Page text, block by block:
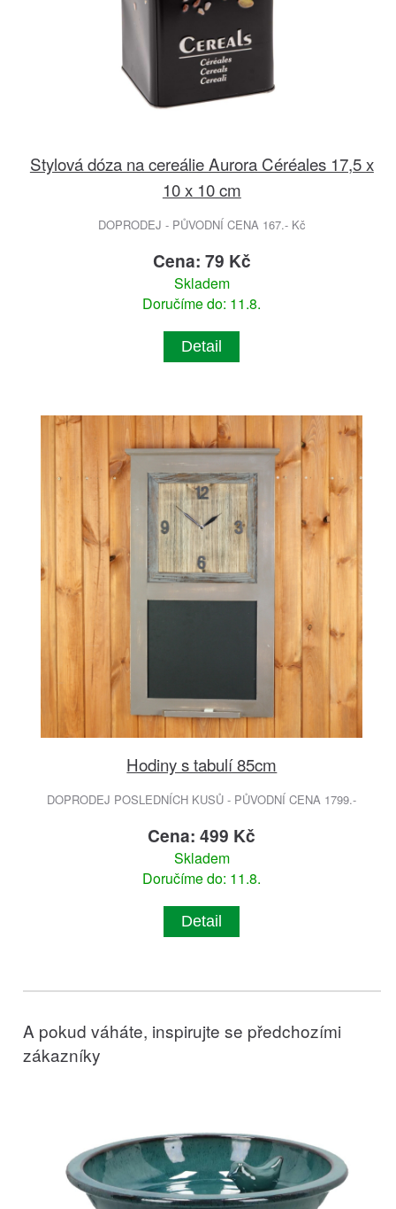
Stylová dóza na cereálie Aurora Céréales 17,5 x
10 x 10 cm
DOPRODEJ - PŮVODNÍ CENA 167.- Kč
Cena: 79 Kč
Skladem
Doručíme do: 11.8.
Detail
Hodiny s tabulí 85cm
DOPRODEJ POSLEDNÍCH KUSŮ - PŮVODNÍ CENA 1799.-
Cena: 499 Kč
Skladem
Doručíme do: 11.8.
Detail
A pokud váháte, inspirujte se předchozími
zákazníky